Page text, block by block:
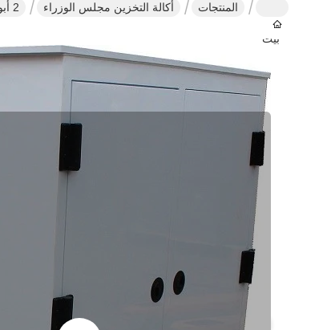
بيت
المنتجات أكالة التخزين مجلس الوزراء 2 أبواب خزانة السلامة التآكل البولي بروبلين مع 1 سنة